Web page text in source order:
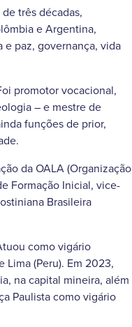
três décadas,
e Argentina,
paz, governança, vida
promotor vocacional,
– e mestre de
funções de prior,
da OALA (Organização
Formação Inicial, vice-
Brasileira
como vigário
Lima (Peru). Em 2023,
na capital mineira, além
Paulista como vigário